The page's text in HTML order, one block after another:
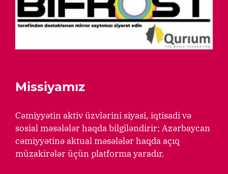
Missiyamız
Cəmiyyətin aktiv üzvlərini siyasi, iqtisadi və
sosial məsələlər haqda bilgiləndirir; Azərbaycan
cəmiyyətinə aktual məsələlər haqda açıq
müzakirələr üçün platforma yaradır.